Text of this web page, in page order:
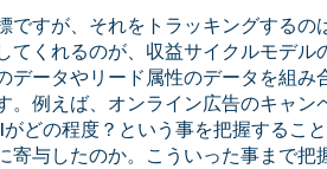
ですが、それをトラッキングする
てくれるのが、収益サイクルモデ
データやリード属性のデータを組
。例えば、オンライン広告のキャ
どの程度？という事を把握するこ
与したのか。こういった事まで把